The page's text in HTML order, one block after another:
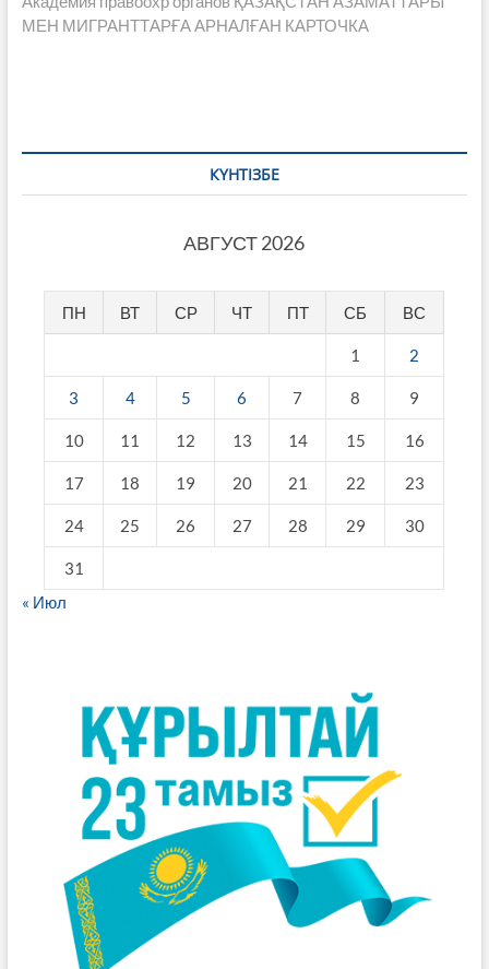
МЕН МИГРАНТТАРҒА АРНАЛҒАН КАРТОЧКА
КҮНТІЗБЕ
АВГУСТ 2026
ПН ВТ СР ЧТ ПТ СБ ВС
1 2
3 4 5 6 7 8 9
10 11 12 13 14 15 16
17 18 19 20 21 22 23
24 25 26 27 28 29 30
31
« Июл